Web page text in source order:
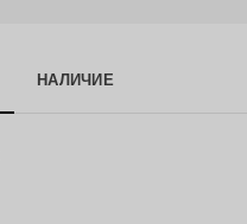
НАЛИЧИЕ